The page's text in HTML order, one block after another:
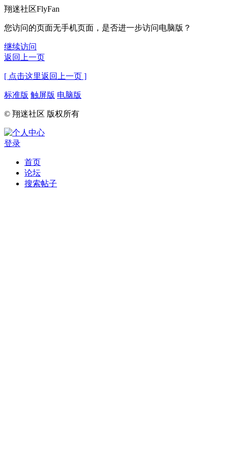
翔迷社区FlyFan
您访问的页面无手机页面，是否进一步访问电脑版？
继续访问
返回上一页
[ 点击这里返回上一页 ]
标准版 触屏版 电脑版
© 翔迷社区 版权所有
登录
首页
论坛
搜索帖子